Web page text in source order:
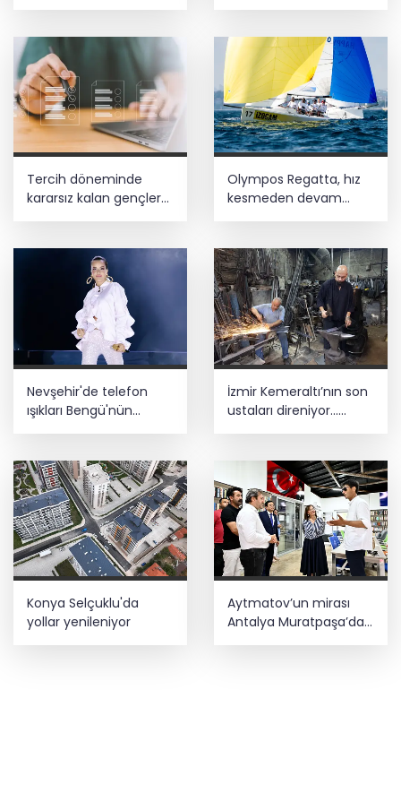
Tercih döneminde
kararsız kalan gençlere
bilimsel yol haritası...
testi çözün!
Olympos Regatta, hız
kesmeden devam
ediyor
Nevşehir'de telefon
ışıkları Bengü'nün
İzmir Kemeraltı’nın son
ustaları direniyor...
Konya Selçuklu'da
yollar yenileniyor
Aytmatov’un mirası
Antalya Muratpaşa’da